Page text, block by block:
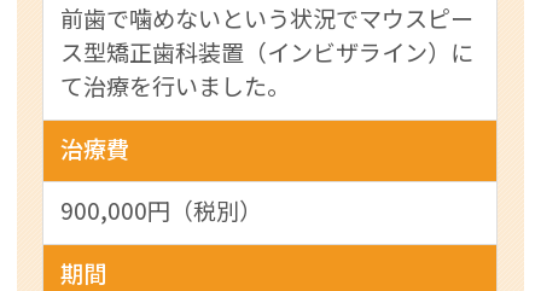
前歯で噛めないという状況でマウスピー
ス型矯正歯科装置（インビザライン）に
て治療を行いました。
治療費
900,000円（税別）
期間